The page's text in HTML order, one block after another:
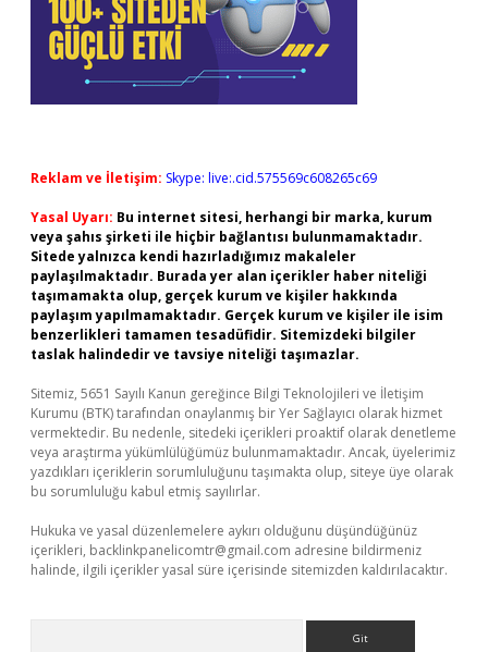
Reklam ve İletişim: Skype: live:.cid.575569c608265c69
Yasal Uyarı: Bu internet sitesi, herhangi bir marka, kurum
veya şahıs şirketi ile hiçbir bağlantısı bulunmamaktadır.
Sitede yalnızca kendi hazırladığımız makaleler
paylaşılmaktadır. Burada yer alan içerikler haber niteliği
taşımamakta olup, gerçek kurum ve kişiler hakkında
paylaşım yapılmamaktadır. Gerçek kurum ve kişiler ile isim
benzerlikleri tamamen tesadüfidir. Sitemizdeki bilgiler
taslak halindedir ve tavsiye niteliği taşımazlar.
Sitemiz, 5651 Sayılı Kanun gereğince Bilgi Teknolojileri ve İletişim
Kurumu (BTK) tarafından onaylanmış bir Yer Sağlayıcı olarak hizmet
vermektedir. Bu nedenle, sitedeki içerikleri proaktif olarak denetleme
veya araştırma yükümlülüğümüz bulunmamaktadır. Ancak, üyelerimiz
yazdıkları içeriklerin sorumluluğunu taşımakta olup, siteye üye olarak
bu sorumluluğu kabul etmiş sayılırlar.
Hukuka ve yasal düzenlemelere aykırı olduğunu düşündüğünüz
içerikleri, backlinkpanelicomtr@gmail.com adresine bildirmeniz
halinde, ilgili içerikler yasal süre içerisinde sitemizden kaldırılacaktır.